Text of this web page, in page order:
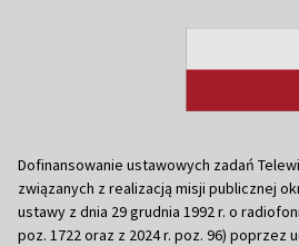
Dofinansowanie ustawowych zadań
związanych z realizacją misji publicznej
ustawy z dnia 29 grudnia 1992 r. o
poz. 1722 oraz z 2024 r. poz. 96)